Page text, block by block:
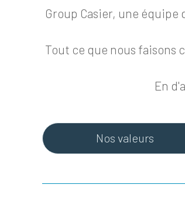
Group Casier, une
Tout ce que nous faisons
En
Nos valeurs